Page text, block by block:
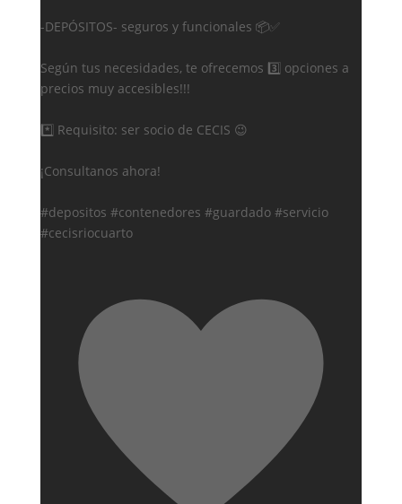
-DEPÓSITOS- seguros y funcionales 📦✅
Según tus necesidades, te ofrecemos 3️⃣ opciones a
precios muy accesibles!!!
*️⃣ Requisito: ser socio de CECIS 😉
¡Consultanos ahora!
#depositos #contenedores #guardado #servicio
#cecisriocuarto